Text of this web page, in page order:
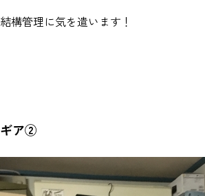
結構管理に気を遣います！
ギア②